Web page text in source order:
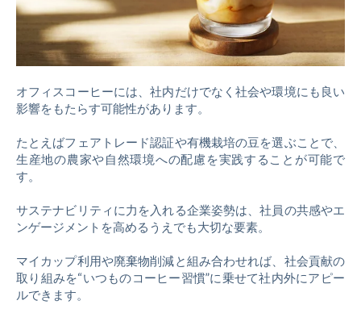
オフィスコーヒーには、社内だけでなく社会や環境にも良い
影響をもたらす可能性があります。
たとえばフェアトレード認証や有機栽培の豆を選ぶことで、
生産地の農家や自然環境への配慮を実践することが可能で
す。
サステナビリティに力を入れる企業姿勢は、社員の共感やエ
ンゲージメントを高めるうえでも大切な要素。
マイカップ利用や廃棄物削減と組み合わせれば、社会貢献の
取り組みを“いつものコーヒー習慣”に乗せて社内外にアピー
ルできます。